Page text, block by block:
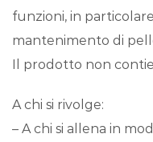
funzioni, in
mantenimento di
Il prodotto non
A chi si rivolge:
– A chi si allena in